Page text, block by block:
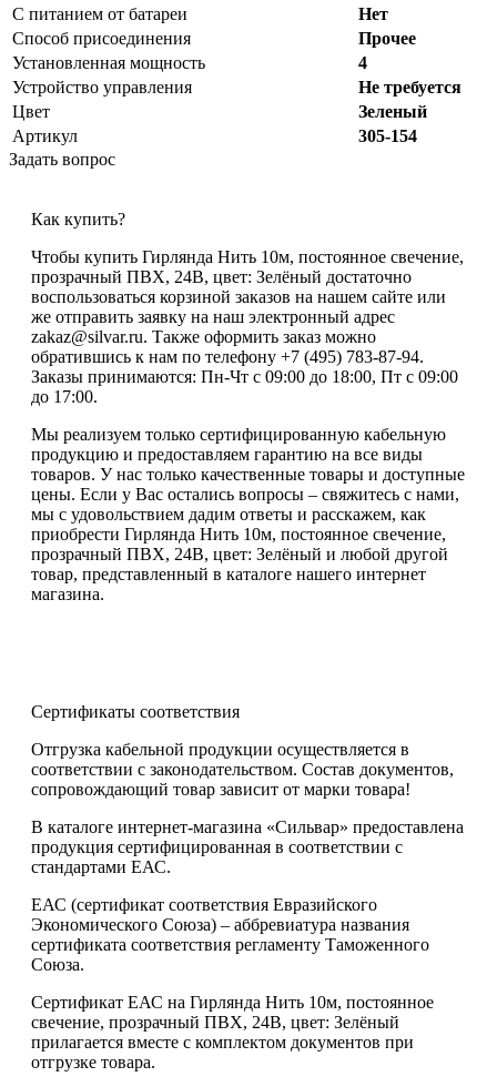
С питанием от батареи
Нет
Способ присоединения
Прочее
Установленная мощность
4
Устройство управления
Не требуется
Цвет
Зеленый
Артикул
305-154
Задать вопрос
Как купить?
Чтобы купить Гирлянда Нить 10м, постоянное свечение,
прозрачный ПВХ, 24В, цвет: Зелёный достаточно
воспользоваться корзиной заказов на нашем сайте или
же отправить заявку на наш электронный адрес
zakaz@silvar.ru. Также оформить заказ можно
обратившись к нам по телефону +7 (495) 783-87-94.
Заказы принимаются: Пн-Чт с 09:00 до 18:00, Пт с 09:00
до 17:00.
Мы реализуем только сертифицированную кабельную
продукцию и предоставляем гарантию на все виды
товаров. У нас только качественные товары и доступные
цены. Если у Вас остались вопросы – свяжитесь с нами,
мы с удовольствием дадим ответы и расскажем, как
приобрести Гирлянда Нить 10м, постоянное свечение,
прозрачный ПВХ, 24В, цвет: Зелёный и любой другой
товар, представленный в каталоге нашего интернет
магазина.
Сертификаты соответствия
Отгрузка кабельной продукции осуществляется в
соответствии с законодательством. Состав документов,
сопровождающий товар зависит от марки товара!
В каталоге интернет-магазина «Сильвар» предоставлена
продукция сертифицированная в соответствии с
стандартами ЕАС.
ЕАС (сертификат соответствия Евразийского
Экономического Союза) – аббревиатура названия
сертификата соответствия регламенту Таможенного
Союза.
Сертификат ЕАС на Гирлянда Нить 10м, постоянное
свечение, прозрачный ПВХ, 24В, цвет: Зелёный
прилагается вместе с комплектом документов при
отгрузке товара.